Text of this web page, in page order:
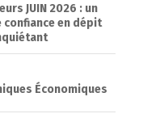
JUIN 2026 : un
en dépit
Économiques